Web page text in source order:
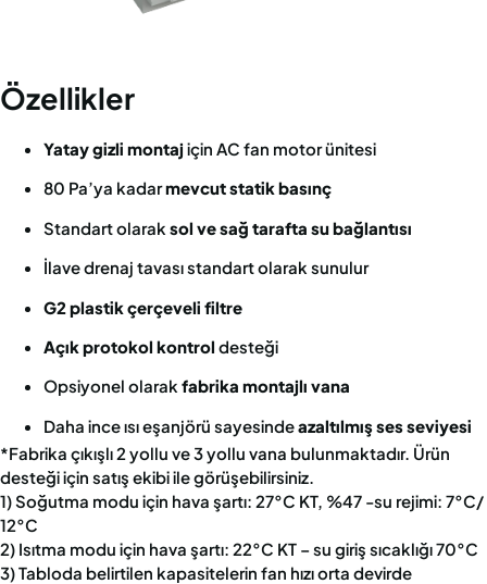
Özellikler
Yatay gizli montaj için AC fan motor ünitesi
80 Pa’ya kadarmevcut statik basınç
Standart olarak sol ve sağ tarafta su bağlantısı
İlave drenaj tavası standart olarak sunulur
G2 plastik çerçeveli filtre
Açık protokol kontrol desteği
Opsiyonel olarak fabrika montajlı vana
Daha ince ısı eşanjörü sayesindeazaltılmış ses seviyesi
*Fabrika çıkışlı 2 yollu ve 3 yollu vana bulunmaktadır. Ürün
desteği için satış ekibi ile görüşebilirsiniz.
1) Soğutma modu için hava şartı: 27°C KT, %47 -su rejimi: 7°C/
12°C
2) Isıtma modu için hava şartı: 22°C KT – su giriş sıcaklığı 70°C
3) Tabloda belirtilen kapasitelerin fan hızı orta devirde